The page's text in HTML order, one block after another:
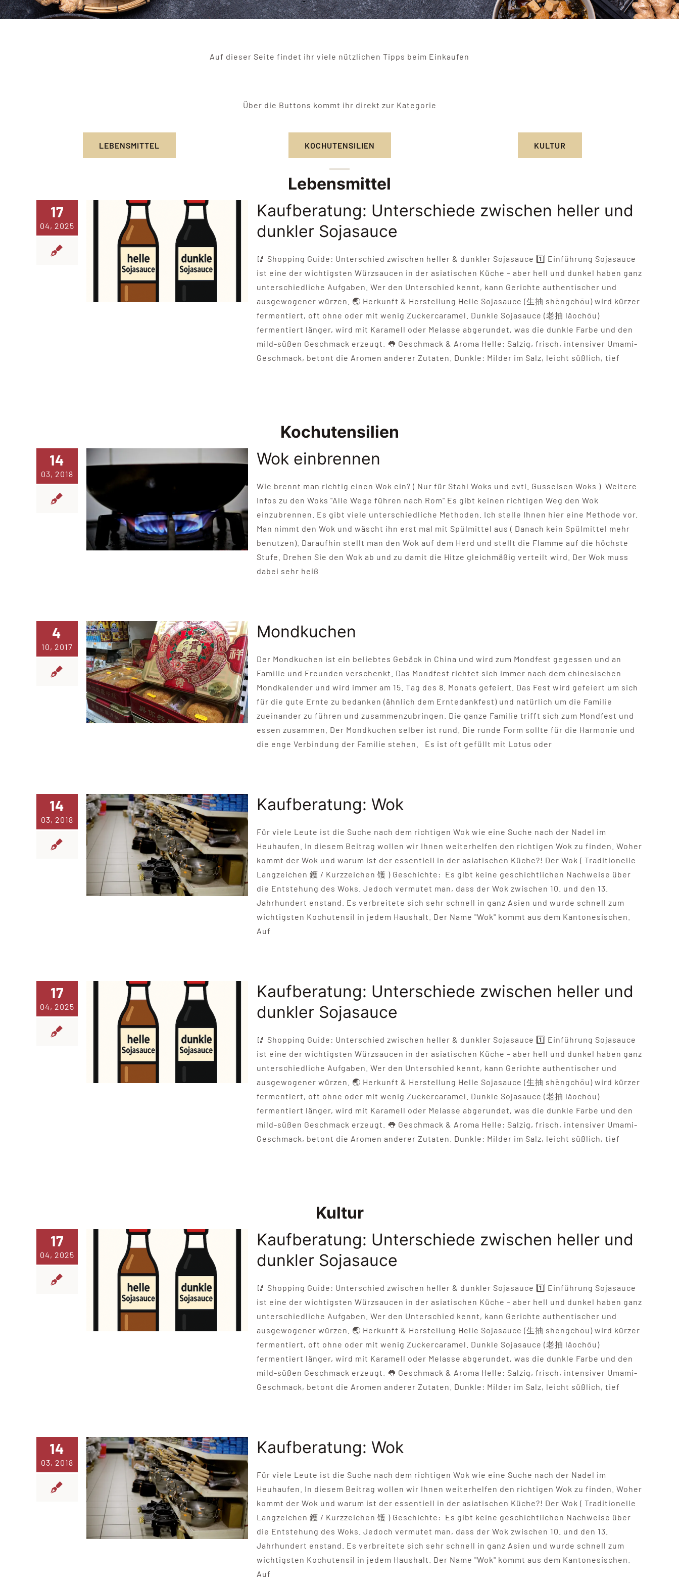
Auf dieser Seite findet ihr viele nützlichen Tipps beim Einkaufen
Über die Buttons kommt ihr direkt zur Kategorie
LEBENSMITTEL KOCHUTENSILIEN KULTUR
Lebensmittel
17
04, 2025
Kaufberatung: Unterschiede zwischen heller und
dunkler Sojasauce
🥢 Shopping Guide: Unterschied zwischen heller & dunkler Sojasauce 1️⃣ Einführung Sojasauce
ist eine der wichtigsten Würzsaucen in der asiatischen Küche – aber hell und dunkel haben ganz
unterschiedliche Aufgaben. Wer den Unterschied kennt, kann Gerichte authentischer und
ausgewogener würzen. 🌏 Herkunft & Herstellung Helle Sojasauce (生抽 shēngchōu) wird kürzer
fermentiert, oft ohne oder mit wenig Zuckercaramel. Dunkle Sojasauce (老抽 lǎochōu)
fermentiert länger, wird mit Karamell oder Melasse abgerundet, was die dunkle Farbe und den
mild-süßen Geschmack erzeugt. 👅 Geschmack & Aroma Helle: Salzig, frisch, intensiver Umami-
Geschmack, betont die Aromen anderer Zutaten. Dunkle: Milder im Salz, leicht süßlich, tief
Kochutensilien
14
03, 2018
Wok einbrennen
Wie brennt man richtig einen Wok ein? ( Nur für Stahl Woks und evtl. Gusseisen Woks ) Weitere
Infos zu den Woks "Alle Wege führen nach Rom" Es gibt keinen richtigen Weg den Wok
einzubrennen. Es gibt viele unterschiedliche Methoden. Ich stelle Ihnen hier eine Methode vor.
Man nimmt den Wok und wäscht ihn erst mal mit Spülmittel aus ( Danach kein Spülmittel mehr
benutzen). Daraufhin stellt man den Wok auf dem Herd und stellt die Flamme auf die höchste
Stufe. Drehen Sie den Wok ab und zu damit die Hitze gleichmäßig verteilt wird. Der Wok muss
dabei sehr heiß
4
10, 2017
Mondkuchen
Der Mondkuchen ist ein beliebtes Gebäck in China und wird zum Mondfest gegessen und an
Familie und Freunden verschenkt. Das Mondfest richtet sich immer nach dem chinesischen
Mondkalender und wird immer am 15. Tag des 8. Monats gefeiert. Das Fest wird gefeiert um sich
für die gute Ernte zu bedanken (ähnlich dem Erntedankfest) und natürlich um die Familie
zueinander zu führen und zusammenzubringen. Die ganze Familie trifft sich zum Mondfest und
essen zusammen. Der Mondkuchen selber ist rund. Die runde Form sollte für die Harmonie und
die enge Verbindung der Familie stehen. Es ist oft gefüllt mit Lotus oder
14
03, 2018
Kaufberatung: Wok
Für viele Leute ist die Suche nach dem richtigen Wok wie eine Suche nach der Nadel im
Heuhaufen. In diesem Beitrag wollen wir Ihnen weiterhelfen den richtigen Wok zu finden. Woher
kommt der Wok und warum ist der essentiell in der asiatischen Küche?! Der Wok ( Traditionelle
Langzeichen 鑊 / Kurzzeichen 镬 ) Geschichte: Es gibt keine geschichtlichen Nachweise über
die Entstehung des Woks. Jedoch vermutet man, dass der Wok zwischen 10. und den 13.
Jahrhundert enstand. Es verbreitete sich sehr schnell in ganz Asien und wurde schnell zum
wichtigsten Kochutensil in jedem Haushalt. Der Name "Wok" kommt aus dem Kantonesischen.
Auf
17
04, 2025
Kaufberatung: Unterschiede zwischen heller und
dunkler Sojasauce
🥢 Shopping Guide: Unterschied zwischen heller & dunkler Sojasauce 1️⃣ Einführung Sojasauce
ist eine der wichtigsten Würzsaucen in der asiatischen Küche – aber hell und dunkel haben ganz
unterschiedliche Aufgaben. Wer den Unterschied kennt, kann Gerichte authentischer und
ausgewogener würzen. 🌏 Herkunft & Herstellung Helle Sojasauce (生抽 shēngchōu) wird kürzer
fermentiert, oft ohne oder mit wenig Zuckercaramel. Dunkle Sojasauce (老抽 lǎochōu)
fermentiert länger, wird mit Karamell oder Melasse abgerundet, was die dunkle Farbe und den
mild-süßen Geschmack erzeugt. 👅 Geschmack & Aroma Helle: Salzig, frisch, intensiver Umami-
Geschmack, betont die Aromen anderer Zutaten. Dunkle: Milder im Salz, leicht süßlich, tief
Kultur
17
04, 2025
Kaufberatung: Unterschiede zwischen heller und
dunkler Sojasauce
🥢 Shopping Guide: Unterschied zwischen heller & dunkler Sojasauce 1️⃣ Einführung Sojasauce
ist eine der wichtigsten Würzsaucen in der asiatischen Küche – aber hell und dunkel haben ganz
unterschiedliche Aufgaben. Wer den Unterschied kennt, kann Gerichte authentischer und
ausgewogener würzen. 🌏 Herkunft & Herstellung Helle Sojasauce (生抽 shēngchōu) wird kürzer
fermentiert, oft ohne oder mit wenig Zuckercaramel. Dunkle Sojasauce (老抽 lǎochōu)
fermentiert länger, wird mit Karamell oder Melasse abgerundet, was die dunkle Farbe und den
mild-süßen Geschmack erzeugt. 👅 Geschmack & Aroma Helle: Salzig, frisch, intensiver Umami-
Geschmack, betont die Aromen anderer Zutaten. Dunkle: Milder im Salz, leicht süßlich, tief
14
03, 2018
Kaufberatung: Wok
Für viele Leute ist die Suche nach dem richtigen Wok wie eine Suche nach der Nadel im
Heuhaufen. In diesem Beitrag wollen wir Ihnen weiterhelfen den richtigen Wok zu finden. Woher
kommt der Wok und warum ist der essentiell in der asiatischen Küche?! Der Wok ( Traditionelle
Langzeichen 鑊 / Kurzzeichen 镬 ) Geschichte: Es gibt keine geschichtlichen Nachweise über
die Entstehung des Woks. Jedoch vermutet man, dass der Wok zwischen 10. und den 13.
Jahrhundert enstand. Es verbreitete sich sehr schnell in ganz Asien und wurde schnell zum
wichtigsten Kochutensil in jedem Haushalt. Der Name "Wok" kommt aus dem Kantonesischen.
Auf